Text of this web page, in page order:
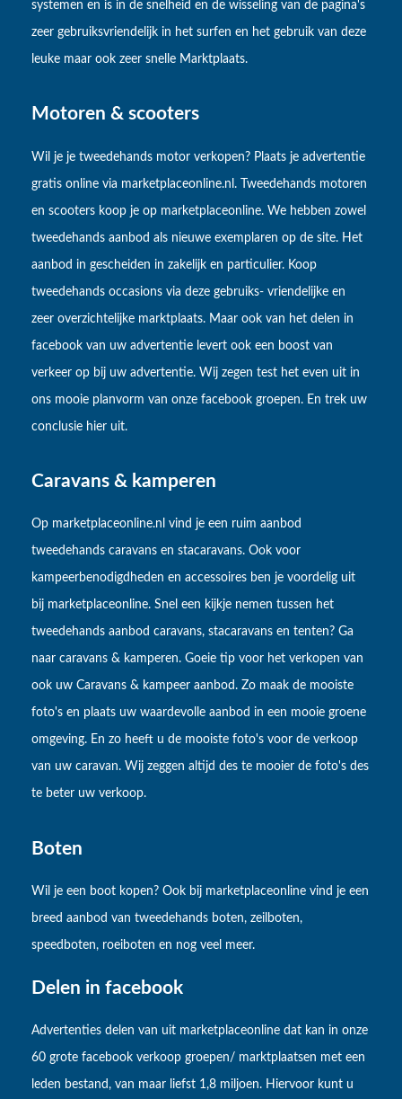
systemen en is in de snelheid en de wisseling van de pagina's
zeer gebruiksvriendelijk in het surfen en het gebruik van deze
leuke maar ook zeer snelle Marktplaats.
Motoren & scooters
Wil je je tweedehands motor verkopen? Plaats je advertentie
gratis online via marketplaceonline.nl. Tweedehands motoren
en scooters koop je op marketplaceonline. We hebben zowel
tweedehands aanbod als nieuwe exemplaren op de site. Het
aanbod in gescheiden in zakelijk en particulier. Koop
tweedehands occasions via deze gebruiks- vriendelijke en
zeer overzichtelijke marktplaats. Maar ook van het delen in
facebook van uw advertentie levert ook een boost van
verkeer op bij uw advertentie. Wij zegen test het even uit in
ons mooie planvorm van onze facebook groepen. En trek uw
conclusie hier uit.
Caravans & kamperen
Op marketplaceonline.nl vind je een ruim aanbod
tweedehands caravans en stacaravans. Ook voor
kampeerbenodigdheden en accessoires ben je voordelig uit
bij marketplaceonline. Snel een kijkje nemen tussen het
tweedehands aanbod caravans, stacaravans en tenten? Ga
naar caravans & kamperen. Goeie tip voor het verkopen van
ook uw Caravans & kampeer aanbod. Zo maak de mooiste
foto's en plaats uw waardevolle aanbod in een mooie groene
omgeving. En zo heeft u de mooiste foto's voor de verkoop
van uw caravan. Wij zeggen altijd des te mooier de foto's des
te beter uw verkoop.
Boten
Wil je een boot kopen? Ook bij marketplaceonline vind je een
breed aanbod van tweedehands boten, zeilboten,
speedboten, roeiboten en nog veel meer.
Delen in facebook
Advertenties delen van uit marketplaceonline dat kan in onze
60 grote facebook verkoop groepen/ marktplaatsen met een
leden bestand, van maar liefst 1,8 miljoen. Hiervoor kunt u